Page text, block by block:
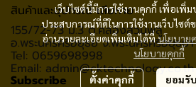
เว็บไซต์นี้มีการใช้งานคุกกี้ เพื่อเพิ่
ประสบการณ์ที่ดีในการใช้งานเว็บไซต์
อ่านรายละเอียดเพิ่มเติมได้ที่นโยบาย
นโยบายคุกกี้
ตั้งค่าคุกกี้ ยอมรั
สินค้าและอุปกรณ์ เสียหาย
155/72-73 ม.3 ต.คลองสวนพลู
อ.พระนครศรีอยุธย จ.พระนครศรีอยุธย
Tel: 0659698998
Email: admin@cktechnology.co.th
Subscribe